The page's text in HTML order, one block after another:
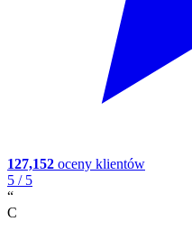
127,152 oceny klientów
5 / 5
“
C